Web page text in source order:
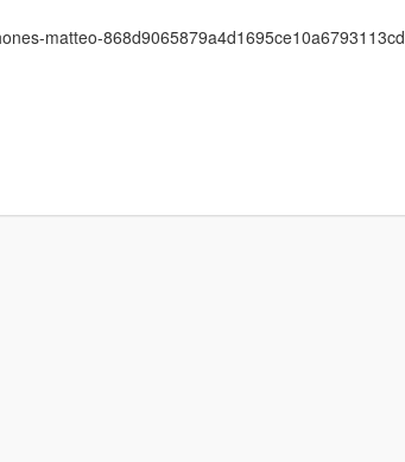
matteo-868d9065879a4d1695ce10a6793113cd